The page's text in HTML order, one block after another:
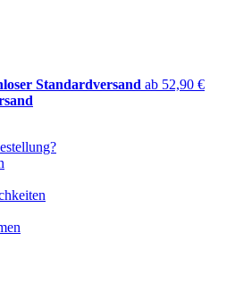
Standardversand ab 52,90 €